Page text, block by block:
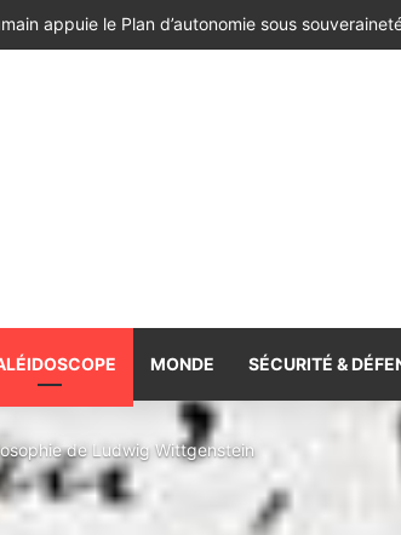
de Roumanie, porteur d’un message
MONDE SÉCURITÉ &
de Ludwig Wittgenstein